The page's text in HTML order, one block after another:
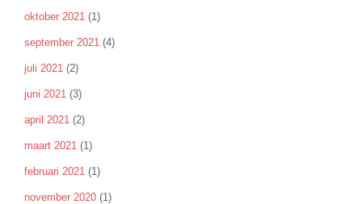
oktober 2021 (1)
september 2021 (4)
juli 2021 (2)
juni 2021 (3)
april 2021 (2)
maart 2021 (1)
februari 2021 (1)
november 2020 (1)